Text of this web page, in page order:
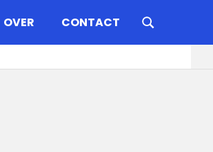
OVER CONTACT